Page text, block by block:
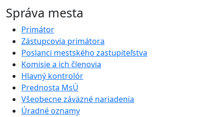
Správa mesta
Primátor
Zástupcovia primátora
Poslanci mestského zastupiteľstva
Komisie a ich členovia
Hlavný kontrolór
Prednosta MsÚ
Všeobecne záväzné nariadenia
Úradné oznamy